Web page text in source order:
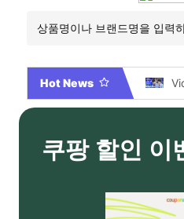
Hot News
쿠팡 할인 이